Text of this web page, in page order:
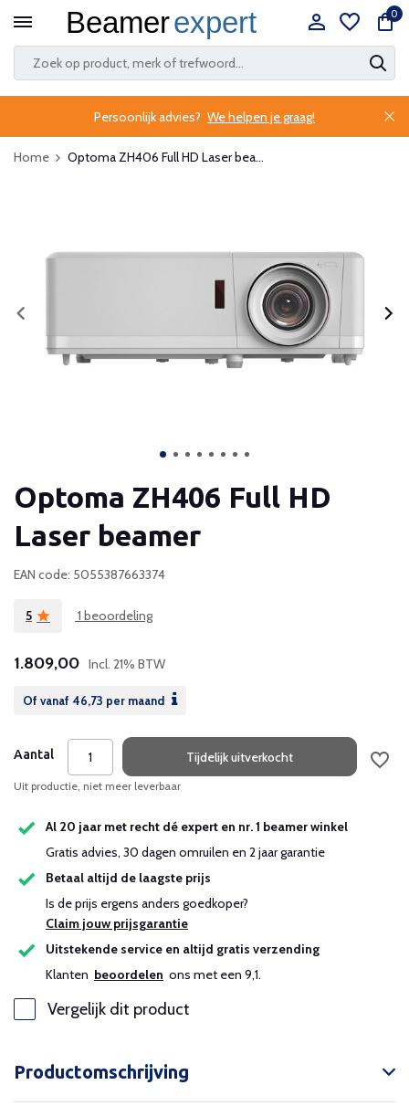
0
Persoonlijk advies? We helpen je graag!
Home Optoma ZH406 Full HD Laser bea...
Optoma ZH406 Full HD
Laser beamer
EAN code: 5055387663374
5 1 beoordeling
1.809,00 Incl. 21% BTW
Of vanaf 46,73 per maand
Aantal Tijdelijk uitverkocht
Uit productie, niet meer leverbaar
Al 20 jaar met recht dé expert en nr. 1 beamer winkel
Gratis advies, 30 dagen omruilen en 2 jaar garantie
Betaal altijd de laagste prijs
Is de prijs ergens anders goedkoper?
Claim jouw prijsgarantie
Uitstekende service en altijd gratis verzending
Klanten beoordelen ons met een 9,1.
Vergelijk dit product
Productomschrijving